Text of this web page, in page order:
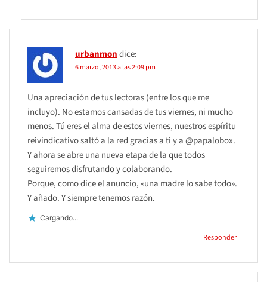
urbanmondice:
6 marzo, 2013 a las 2:09 pm
Una apreciación de tus lectoras (entre los que me
incluyo). No estamos cansadas de tus viernes, ni mucho
menos. Tú eres el alma de estos viernes, nuestros espíritu
reivindicativo saltó a la red gracias a ti y a @papalobox.
Y ahora se abre una nueva etapa de la que todos
seguiremos disfrutando y colaborando.
Porque, como dice el anuncio, «una madre lo sabe todo».
Y añado. Y siempre tenemos razón.
Cargando...
Responder